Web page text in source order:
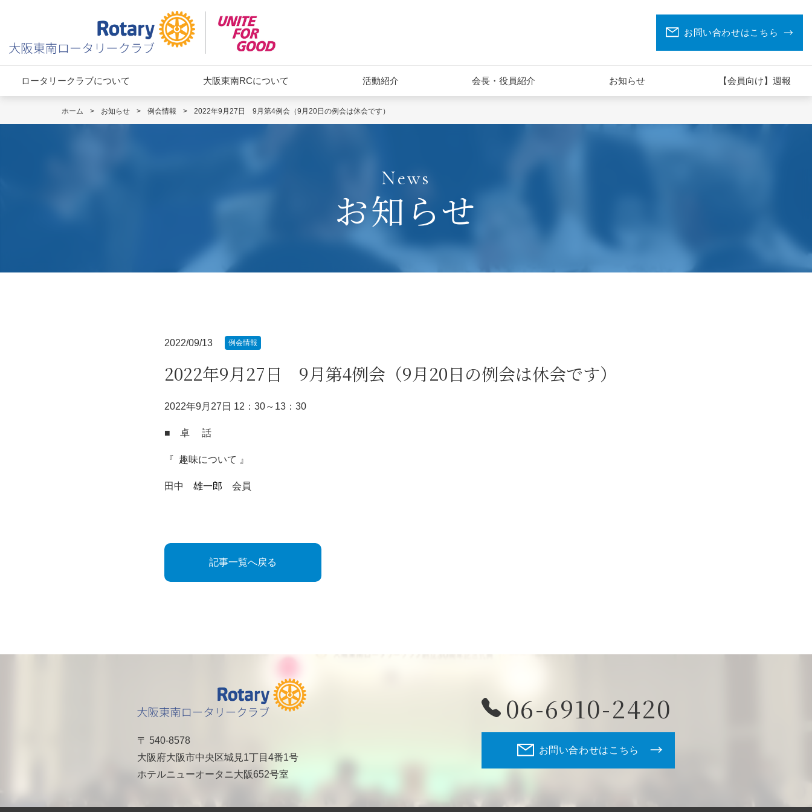
お問い合わせはこちら
ロータリークラブについて 大阪東南RCについて 活動紹介 会長・役員紹介 お知らせ 【会員向け】週報
ホーム > お知らせ > 例会情報 > 2022年9月27日 9月第4例会（9月20日の例会は休会です）
News
お知らせ
2022/09/13 例会情報
2022年9月27日 9月第4例会（9月20日の例会は休会です）
2022年9月27日 12：30～13：30
■ 卓 話
『 趣味について 』
田中 雄一郎 会員
記事一覧へ戻る
〒 540-8578
大阪府大阪市中央区城見1丁目4番1号
ホテルニューオータニ大阪652号室
06-6910-2420
お問い合わせはこちら